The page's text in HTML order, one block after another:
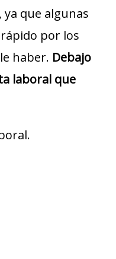
que algunas
por los
haber. Debajo
laboral que